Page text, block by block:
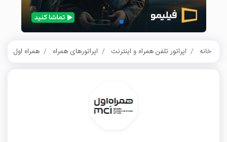
خانه اپراتور تلفن همراه و اینترنت اپراتورهای همراه همراه اول